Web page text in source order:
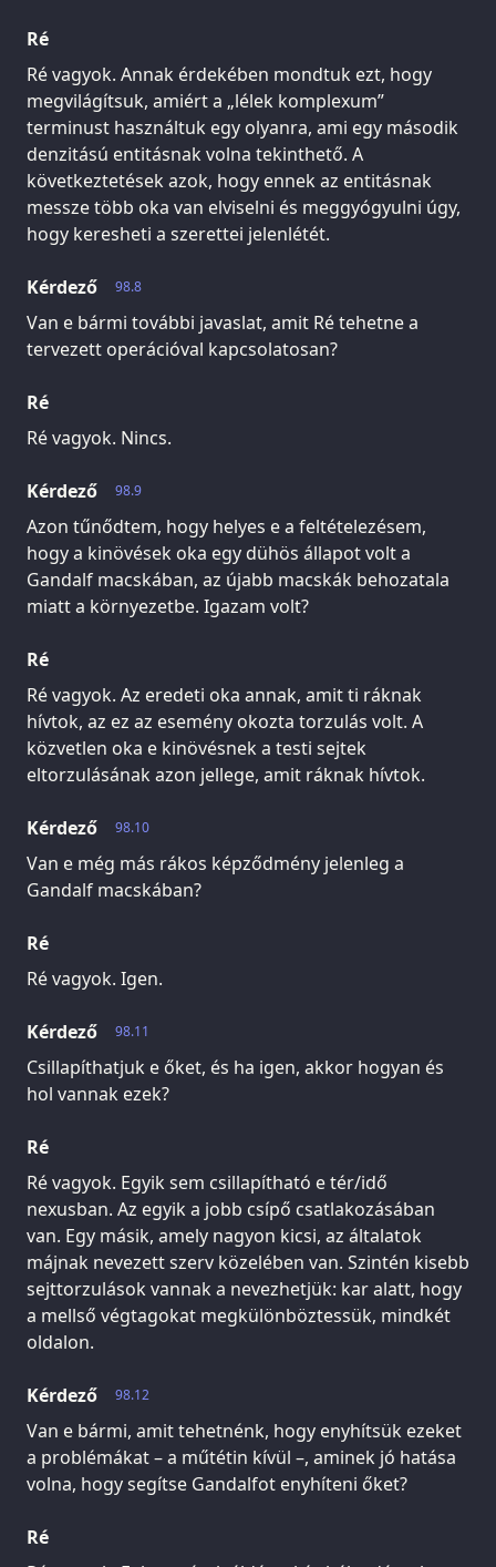
Ré
Ré vagyok. Annak érdekében mondtuk ezt, hogy
megvilágítsuk, amiért a „lélek komplexum”
terminust használtuk egy olyanra, ami egy második
denzitású entitásnak volna tekinthető. A
következtetések azok, hogy ennek az entitásnak
messze több oka van elviselni és meggyógyulni úgy,
hogy keresheti a szerettei jelenlétét.
98.8
Kérdező
Van e bármi további javaslat, amit Ré tehetne a
tervezett operációval kapcsolatosan?
Ré
Ré vagyok. Nincs.
98.9
Kérdező
Azon tűnődtem, hogy helyes e a feltételezésem,
hogy a kinövések oka egy dühös állapot volt a
Gandalf macskában, az újabb macskák behozatala
miatt a környezetbe. Igazam volt?
Ré
Ré vagyok. Az eredeti oka annak, amit ti ráknak
hívtok, az ez az esemény okozta torzulás volt. A
közvetlen oka e kinövésnek a testi sejtek
eltorzulásának azon jellege, amit ráknak hívtok.
98.10
Kérdező
Van e még más rákos képződmény jelenleg a
Gandalf macskában?
Ré
Ré vagyok. Igen.
98.11
Kérdező
Csillapíthatjuk e őket, és ha igen, akkor hogyan és
hol vannak ezek?
Ré
Ré vagyok. Egyik sem csillapítható e tér/idő
nexusban. Az egyik a jobb csípő csatlakozásában
van. Egy másik, amely nagyon kicsi, az általatok
májnak nevezett szerv közelében van. Szintén kisebb
sejttorzulások vannak a nevezhetjük: kar alatt, hogy
a mellső végtagokat megkülönböztessük, mindkét
oldalon.
98.12
Kérdező
Van e bármi, amit tehetnénk, hogy enyhítsük ezeket
a problémákat – a műtétin kívül –, aminek jó hatása
volna, hogy segítse Gandalfot enyhíteni őket?
Ré